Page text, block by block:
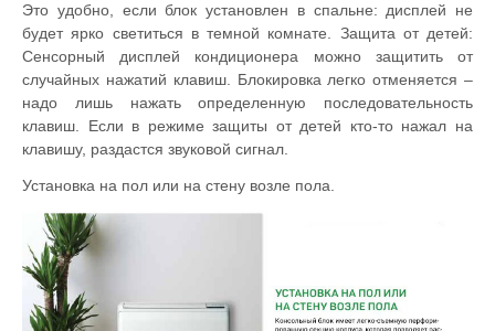
Это удобно, если блок установлен в спальне: дисплей не
будет ярко светиться в темной комнате. Защита от детей:
Сенсорный дисплей кондиционера можно защитить от
случайных нажатий клавиш. Блокировка легко отменяется –
надо лишь нажать определенную последовательность
клавиш. Если в режиме защиты от детей кто-то нажал на
клавишу, раздастся звуковой сигнал.
Установка на пол или на стену возле пола.